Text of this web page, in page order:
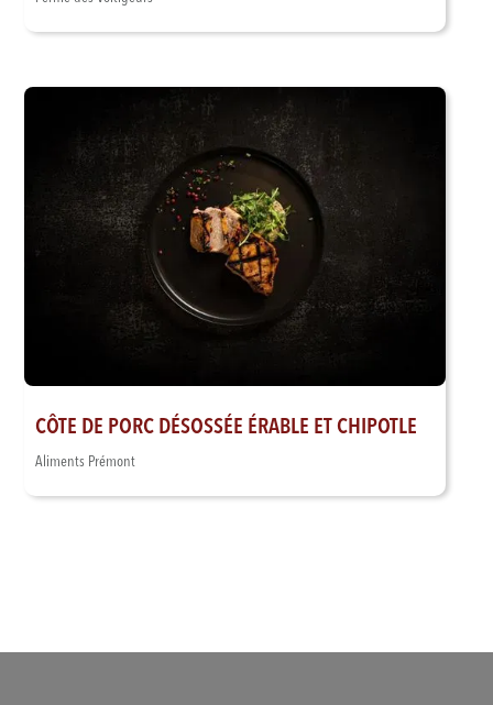
CÔTE DE PORC DÉSOSSÉE ÉRABLE ET CHIPOTLE
Aliments Prémont